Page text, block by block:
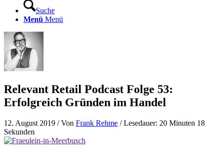
Suche
Menü Menü
Relevant Retail Podcast Folge 53:
Erfolgreich Gründen im Handel
12. August 2019 / Von Frank Rehme / Lesedauer: 20 Minuten 18
Sekunden